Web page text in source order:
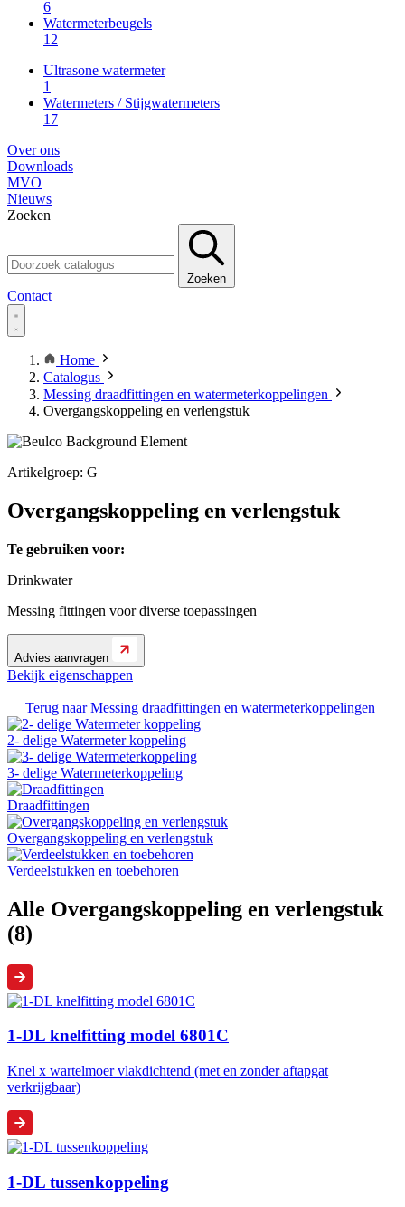
6
Watermeterbeugels
12
Ultrasone watermeter
1
Watermeters / Stijgwatermeters
17
Over ons
Downloads
MVO
Nieuws
Zoeken
Zoeken
Contact
Home
Catalogus
Messing draadfittingen en watermeterkoppelingen
Overgangskoppeling en verlengstuk
Artikelgroep: G
Overgangskoppeling en verlengstuk
Te gebruiken voor:
Drinkwater
Messing fittingen voor diverse toepassingen
Advies aanvragen
Bekijk eigenschappen
Terug naarMessing draadfittingen en watermeterkoppelingen
2- delige Watermeter koppeling
3- delige Watermeterkoppeling
Draadfittingen
Overgangskoppeling en verlengstuk
Verdeelstukken en toebehoren
Alle Overgangskoppeling en verlengstuk
(8)
1-DL knelfitting model 6801C
Knel x wartelmoer vlakdichtend (met en zonder aftapgat
verkrijgbaar)
1-DL tussenkoppeling